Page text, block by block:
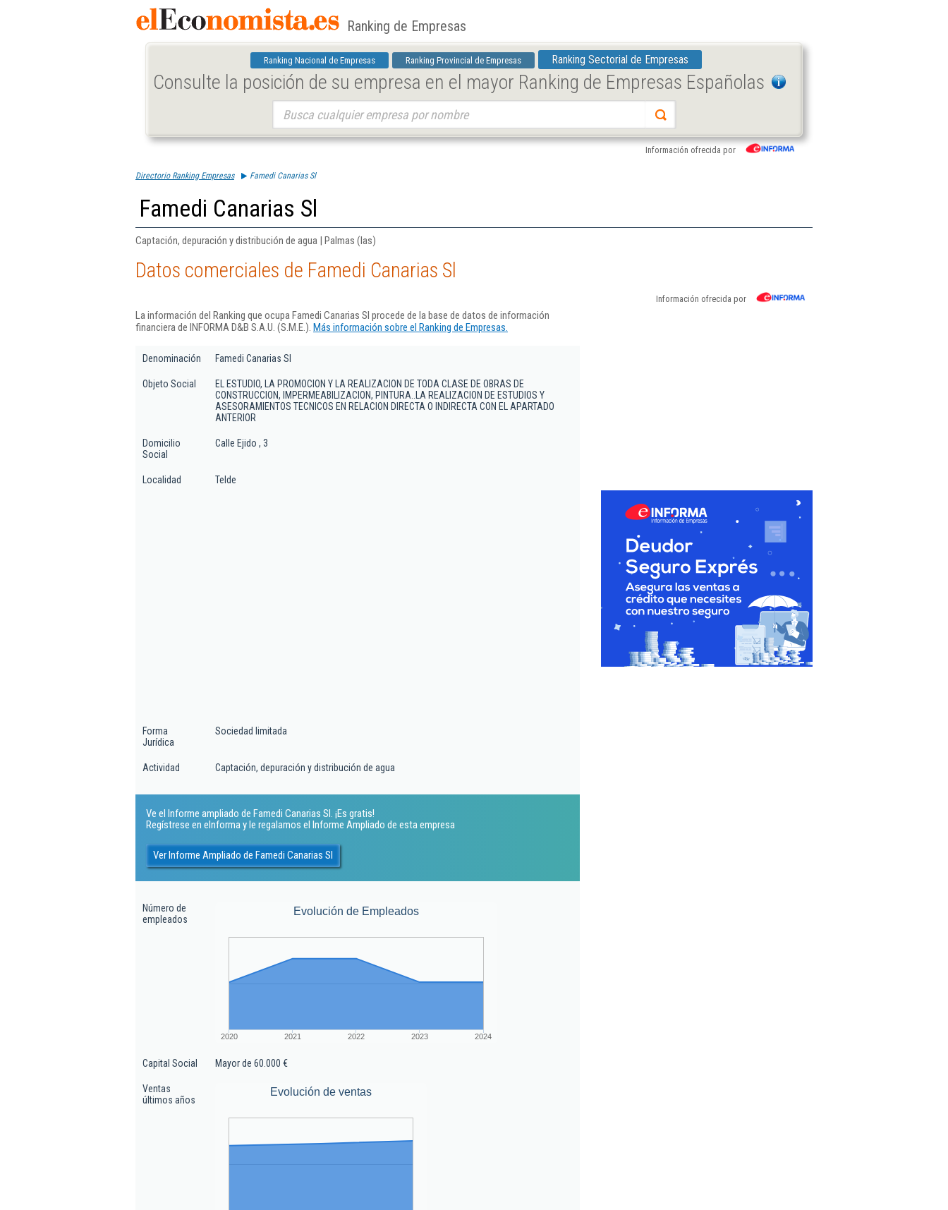
Ranking de Empresas
Ranking Nacional de Empresas Ranking Provincial de Empresas Ranking Sectorial de Empresas
Consulte la posición de su empresa en el mayor Ranking de Empresas Españolas
Información ofrecida por
Directorio Ranking Empresas Famedi Canarias Sl
Famedi Canarias Sl
Captación, depuración y distribución de agua | Palmas (las)
Datos comerciales de Famedi Canarias Sl
Información ofrecida por
La información del Ranking que ocupa Famedi Canarias Sl procede de la base de datos de información
financiera de INFORMA D&B S.A.U. (S.M.E.). Más información sobre el Ranking de Empresas.
Denominación Famedi Canarias Sl
Objeto Social
EL ESTUDIO, LA PROMOCION Y LA REALIZACION DE TODA CLASE DE OBRAS DE
CONSTRUCCION, IMPERMEABILIZACION, PINTURA..LA REALIZACION DE ESTUDIOS Y
ASESORAMIENTOS TECNICOS EN RELACION DIRECTA O INDIRECTA CON EL APARTADO
ANTERIOR
Domicilio
Social
Calle Ejido , 3
Localidad Telde
Forma
Jurídica
Sociedad limitada
Actividad Captación, depuración y distribución de agua
Ve el Informe ampliado de Famedi Canarias Sl. ¡Es gratis!
Regístrese en eInforma y le regalamos el Informe Ampliado de esta empresa
Ver Informe Ampliado de Famedi Canarias Sl
Número de
empleados
Evolución de Empleados
2020 2021 2022 2023 2024
Capital Social Mayor de 60.000 €
Ventas
últimos años
Evolución de ventas